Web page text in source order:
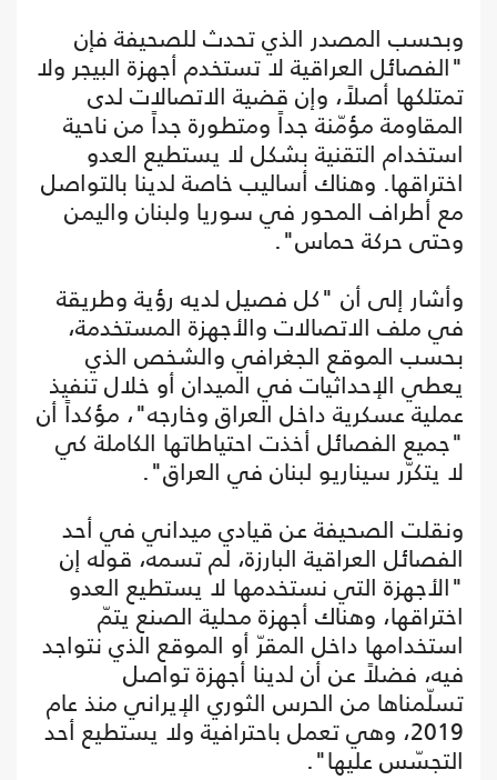
وبحسب المصدر الذي تحدث للصحيفة فإن
"الفصائل العراقية لا تستخدم أجهزة البيجر ولا
تمتلكها أصلاً، وإن قضية الاتصالات لدى
المقاومة مؤمّنة جداً ومتطورة جداً من ناحية
استخدام التقنية بشكل لا يستطيع العدو
اختراقها. وهناك أساليب خاصة لدينا بالتواصل
مع أطراف المحور في سوريا ولبنان واليمن
وحتى حركة حماس".
وأشار إلى أن "كل فصيل لديه رؤية وطريقة
في ملف الاتصالات والأجهزة المستخدمة،
بحسب الموقع الجغرافي والشخص الذي
يعطي الإحداثيات في الميدان أو خلال تنفيذ
عملية عسكرية داخل العراق وخارجه"، مؤكداً أن
"جميع الفصائل أخذت احتياطاتها الكاملة كي
لا يتكرّر سيناريو لبنان في العراق".
ونقلت الصحيفة عن قيادي ميداني في أحد
الفصائل العراقية البارزة، لم تسمه، قوله إن
"الأجهزة التي نستخدمها لا يستطيع العدو
اختراقها، وهناك أجهزة محلية الصنع يتمّ
استخدامها داخل المقرّ أو الموقع الذي نتواجد
فيه، فضلاً عن أن لدينا أجهزة تواصل
تسلّمناها من الحرس الثوري الإيراني منذ عام
2019، وهي تعمل باحترافية ولا يستطيع أحد
التجسّس عليها".